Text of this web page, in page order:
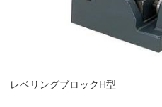
レベリングブロックH型